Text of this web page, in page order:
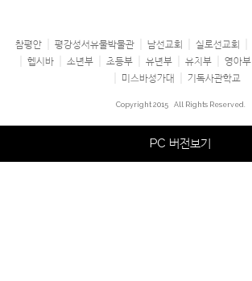
참평안 평강성서유물박물관 남선교회 실로선교회
헵시바
소년부 초등부 유년부 유치부 영아부
미스바성가대
기독사관학교
Copyright 2015 All Rights Reserved.
PC 버전보기